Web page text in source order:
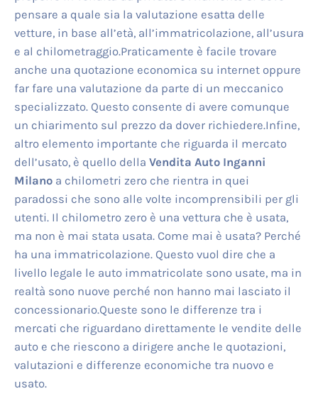
pensare a quale sia la valutazione esatta delle
vetture, in base all’età, all’immatricolazione, all’usura
e al chilometraggio.Praticamente è facile trovare
anche una quotazione economica su internet oppure
far fare una valutazione da parte di un meccanico
specializzato. Questo consente di avere comunque
un chiarimento sul prezzo da dover richiedere.Infine,
altro elemento importante che riguarda il mercato
dell’usato, è quello della Vendita Auto Inganni
Milanoa chilometri zero che rientra in quei
paradossi che sono alle volte incomprensibili per gli
utenti. Il chilometro zero è una vettura che è usata,
ma non è mai stata usata. Come mai è usata? Perché
ha una immatricolazione. Questo vuol dire che a
livello legale le auto immatricolate sono usate, ma in
realtà sono nuove perché non hanno mai lasciato il
concessionario.Queste sono le differenze tra i
mercati che riguardano direttamente le vendite delle
auto e che riescono a dirigere anche le quotazioni,
valutazioni e differenze economiche tra nuovo e
usato.